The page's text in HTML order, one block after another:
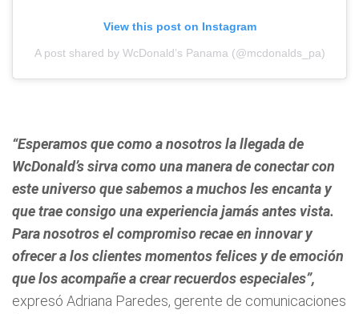
View this post on Instagram
A post shared by WcDonald’s Panama (@mcdonalds_pa)
“Esperamos que como a nosotros la llegada de
WcDonald’s sirva como una manera de conectar con
este universo que sabemos a muchos les encanta y
que trae consigo una experiencia jamás antes vista.
Para nosotros el compromiso recae en innovar y
ofrecer a los clientes momentos felices y de emoción
que los acompañe a crear recuerdos especiales”,
expresó Adriana Paredes, gerente de comunicaciones